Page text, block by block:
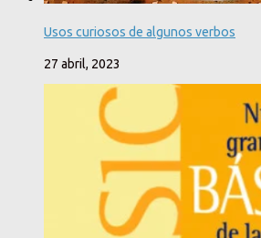
Usos curiosos de algunos verbos
27 abril, 2023